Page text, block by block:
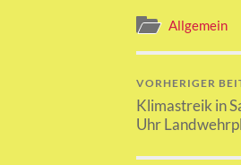
Allgemein
VORHERIGER
Klimastreik in
Uhr